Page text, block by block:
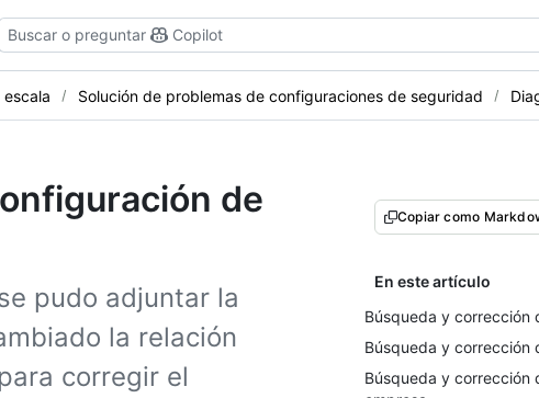
Buscar o preguntar Copilot
Solución de problemas de configuraciones de seguridad
de
pudo adjuntar la
la relación
corregir el
Copiar como
En este artículo
Búsqueda y corrección
Búsqueda y corrección
Búsqueda y corrección